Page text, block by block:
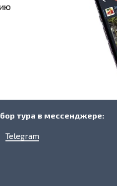
тура в мессенджере:
Telegram